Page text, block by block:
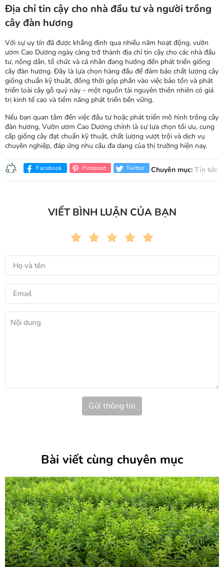
Địa chỉ tin cậy cho nhà đầu tư và người trồng
cây đàn hương
Với sự uy tín đã được khẳng định qua nhiều năm hoạt động, vườn
ươm Cao Dương ngày càng trở thành địa chỉ tin cậy cho các nhà đầu
tư, nông dân, tổ chức và cá nhân đang hướng đến phát triển giống
cây đàn hương. Đây là lựa chọn hàng đầu để đảm bảo chất lượng cây
giống chuẩn kỹ thuật, đồng thời góp phần vào việc bảo tồn và phát
triển loài cây gỗ quý này – một nguồn tài nguyên thiên nhiên có giá
trị kinh tế cao và tiềm năng phát triển bền vững.
Nếu bạn quan tâm đến việc đầu tư hoặc phát triển mô hình trồng cây
đàn hương, Vườn ươm Cao Dương chính là sự lựa chọn tối ưu, cung
cấp giống cây đạt chuẩn kỹ thuật, chất lượng vượt trội và dịch vụ
chuyên nghiệp, đáp ứng nhu cầu đa dạng của thị trường hiện nay.
Facebook Pinterest Twitter Chuyên mục: Tin tức
VIẾT BÌNH LUẬN CỦA BẠN
Gửi thông tin
Bài viết cùng chuyên mục